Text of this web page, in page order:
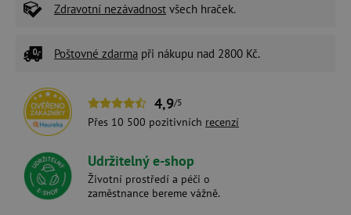
Zdravotní nezávadnost všech hraček.
Poštovné zdarma při nákupu nad 2800 Kč.
4,9/5
Přes 10 500 pozitivních recenzí
Udržitelný e-shop
Životní prostředí a péči o
zaměstnance bereme vážně.